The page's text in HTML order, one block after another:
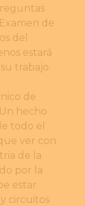
de
del
estará
trabajo.
de
hecho
todo el
ver con
de la
por la
estar
circuitos